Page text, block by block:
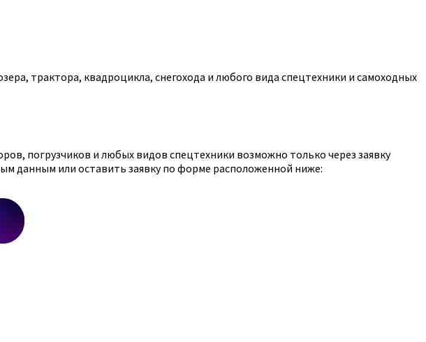
трактора, квадроцикла, снегохода и любого вида спецтехники и самоходных
погрузчиков и любых видов спецтехники возможно только через заявку
данным или оставить заявку по форме расположенной ниже: